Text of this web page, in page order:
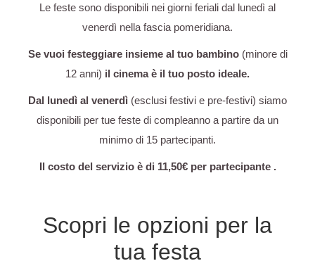
Le feste sono disponibili nei giorni feriali dal lunedì al
venerdì nella fascia pomeridiana.
Se vuoi festeggiare insieme al tuo bambino (minore di
12 anni) il cinema è il tuo posto ideale.
Dal lunedì al venerdì (esclusi festivi e pre-festivi) siamo
disponibili per tue feste di compleanno a partire da un
minimo di 15 partecipanti.
Il costo del servizio è di 11,50€ per partecipante .
Scopri le opzioni per la
tua festa